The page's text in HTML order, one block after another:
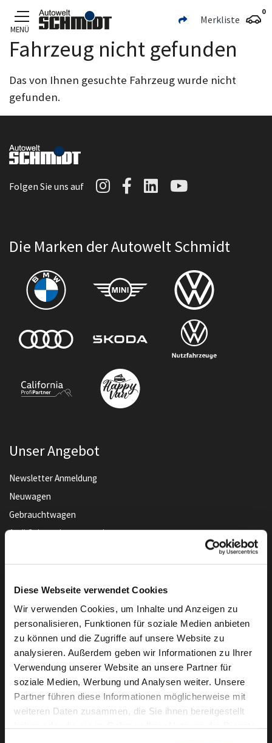
Diese Webseite verwendet Cookies
Wir verwenden Cookies, um Inhalte und Anzeigen zu
personalisieren, Funktionen für soziale Medien anbieten
zu können und die Zugriffe auf unsere Website zu
analysieren. Außerdem geben wir Informationen zu Ihrer
Verwendung unserer Website an unsere Partner für
soziale Medien, Werbung und Analysen weiter. Unsere
Partner führen diese Informationen möglicherweise mit
weiteren Daten zusammen, die Sie ihnen bereitgestellt
Zum Hauptinhalt
MENÜ
Merkliste
0
Fahrzeug nicht gefunden
Das von Ihnen gesuchte Fahrzeug wurde nicht
gefunden.
Folgen Sie uns auf Autowelt Schmidt auf
Autowelt Schmidt
AutoweltAutowelt
Die Marken der Autowelt Schmidt
Unser Angebot
Newsletter Anmeldung
Neuwagen
Gebrauchtwagen
Audi Gebrauchtwagen :plus
Online-Terminbuchung
Für Geschäftskunden
Audi Business
BMW Geschäftskunden
Volkswagen Professional Class
Autowelt Schmidt